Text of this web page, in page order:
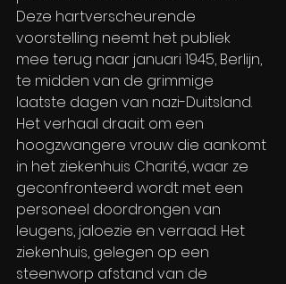
Deze hartverscheurende
voorstelling neemt het publiek
mee terug naar januari 1945, Berlijn,
te midden van de grimmige
laatste dagen van nazi-Duitsland.
Het verhaal draait om een
hoogzwangere vrouw die aankomt
in het ziekenhuis Charité, waar ze
geconfronteerd wordt met een
personeel doordrongen van
leugens, jaloezie en verraad. Het
ziekenhuis, gelegen op een
steenworp afstand van de